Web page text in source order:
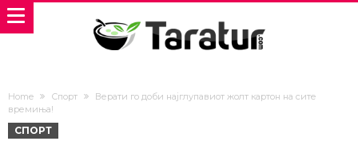
Home Спорт
Верати го доби најглупавиот жолт картон на сите
времиња!
СПОРТ